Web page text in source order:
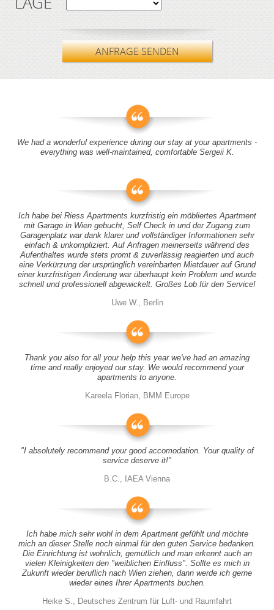
ANFRAGE SENDEN
We had a wonderful experience during our stay at your apartments -
everything was well-maintained, comfortable Sergeii K.
Ich habe bei Riess Apartments kurzfristig ein möbliertes Apartment
mit Garage in Wien gebucht, Self Check in und der Zugang zum
Garagenplatz war dank klarer und vollständiger Informationen sehr
einfach & unkompliziert. Auf Anfragen meinerseits während des
Aufenthaltes wurde stets promt & zuverlässig reagierten und auch
eine Verkürzung der ursprünglich vereinbarten Mietdauer auf Grund
einer kurzfristigen Änderung war überhaupt kein Problem und wurde
schnell und professionell abgewickelt. Großes Lob für den Service!
Uwe W., Berlin
Thank you also for all your help this year we've had an amazing
time and really enjoyed our stay. We would recommend your
apartments to anyone.
Kareela Florian, BMM Europe
"I absolutely recommend your good accomodation. Your quality of
service deserve it!"
B.C., IAEA Vienna
Ich habe mich sehr wohl in dem Apartment gefühlt und möchte
mich an dieser Stelle noch einmal für den guten Service bedanken.
Die Einrichtung ist wohnlich, gemütlich und man erkennt auch an
vielen Kleinigkeiten den "weiblichen Einfluss". Sollte es mich in
Zukunft wieder beruflich nach Wien ziehen, dann werde ich gerne
wieder eines Ihrer Apartments buchen.
Heike S., Deutsches Zentrum für Luft- und Raumfahrt